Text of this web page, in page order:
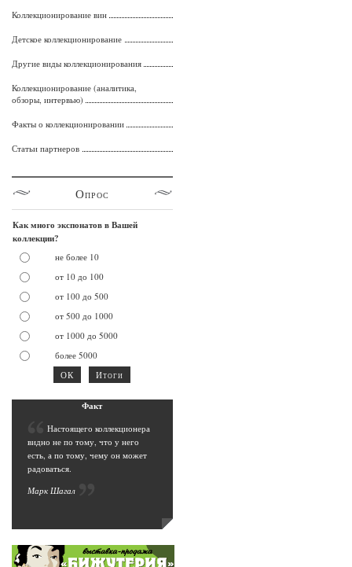
Коллекционирование вин
Детское коллекционирование
Другие виды коллекционирования
Коллекционирование (аналитика,
обзоры, интервью)
Факты о коллекционировании
Статьи партнеров
Опрос
Как много экспонатов в Вашей
коллекции?
не более 10
от 10 до 100
от 100 до 500
от 500 до 1000
от 1000 до 5000
более 5000
Факт
Настоящего коллекционера
видно не по тому, что у него
есть, а по тому, чему он может
радоваться.
Марк Шагал